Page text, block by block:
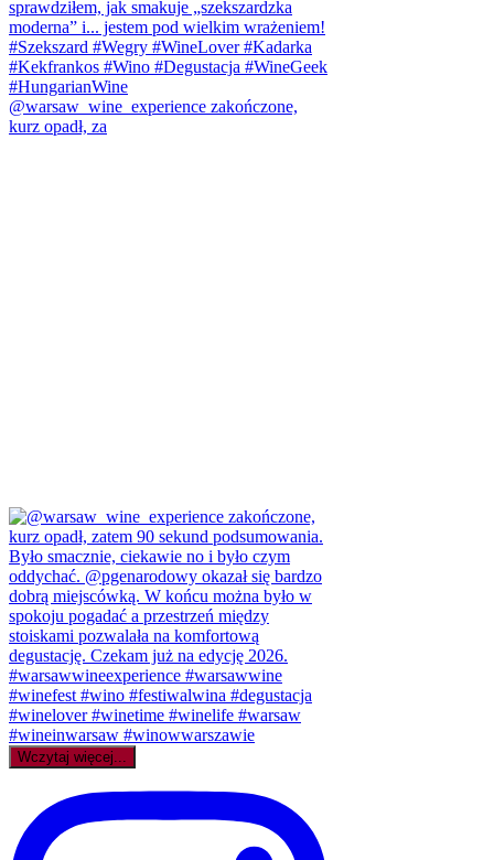
@warsaw_wine_experience zakończone,
kurz opadł, za
Wczytaj więcej...